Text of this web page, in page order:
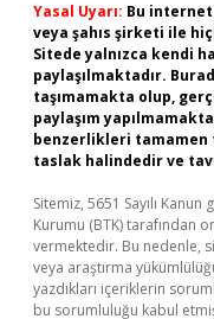
Yasal Uyarı: Bu
veya şahıs şirketi ile
Sitede yalnızca kendi
paylaşılmaktadır.
taşımamakta olup,
paylaşım
benzerlikleri
taslak halindedir ve
Sitemiz, 5651 Sayılı
Kurumu (BTK) tarafından
vermektedir. Bu nedenle,
veya araştırma
yazdıkları içeriklerin
bu sorumluluğu kabul